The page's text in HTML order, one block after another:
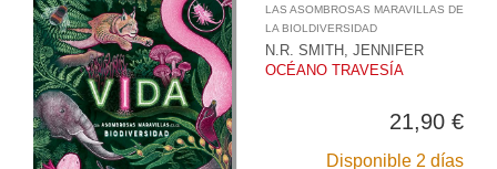
LAS ASOMBROSAS MARAVILLAS DE
LA BIOLDIVERSIDAD
N.R. SMITH, JENNIFER
OCÉANO TRAVESÍA
21,90 €
Disponible 2 días